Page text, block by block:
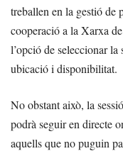
treballen en la gestió de
cooperació a la Xarxa
l’opció de seleccionar la
ubicació i disponibilitat.
No obstant això, la
podrà seguir en directe
aquells que no puguin